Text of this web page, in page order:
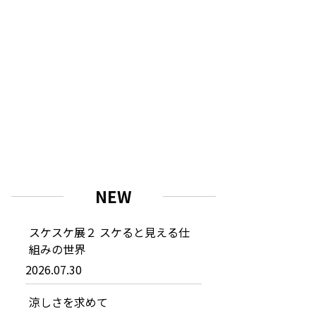
NEW
スケスケ展２ スケると見える仕
組みの世界
2026.07.30
涼しさを求めて